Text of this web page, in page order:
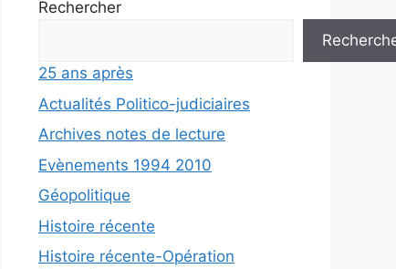
Rechercher
25 ans après
Actualités Politico-judiciaires
Archives notes de lecture
Evènements 1994 2010
Géopolitique
Histoire récente
Histoire récente-Opération